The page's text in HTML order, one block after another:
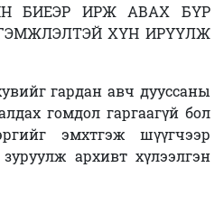
БИЕЭР ИРЖ АВАХ БҮР
ХҮН ИРҮҮЛЖ
гардан авч дууссаны
гомдол гаргаагүй бол
эмхтгэж шүүгчээр
архивт хүлээлгэн